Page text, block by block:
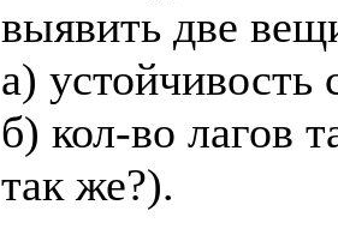
выявить две
а) устойчивость
б) кол-во лагов
так же?).